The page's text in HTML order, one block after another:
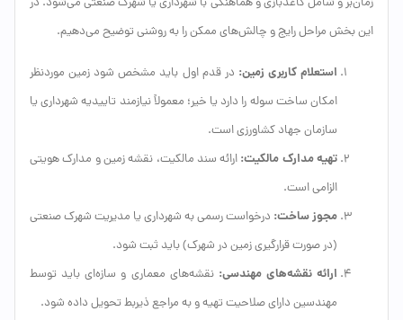
این بخش مراحل رایج و چالش‌های ممکن را به روشنی توضیح می‌دهیم.
استعلام کاربری زمین: در قدم اول باید مشخص شود زمین موردنظر
امکان ساخت سوله را دارد یا خیر؛ معمولاً نیازمند تاییدیه شهرداری یا
سازمان جهاد کشاورزی است.
تهیه مدارک مالکیت: ارائه سند مالکیت، نقشه زمین و مدارک هویتی
الزامی است.
مجوز ساخت: درخواست رسمی به شهرداری یا مدیریت شهرک صنعتی
(در صورت قرارگیری زمین در شهرک) باید ثبت شود.
ارائه نقشه‌های مهندسی: نقشه‌های معماری و سازه‌ای باید توسط
مهندسین دارای صلاحیت تهیه و به مراجع ذیربط تحویل داده شود.